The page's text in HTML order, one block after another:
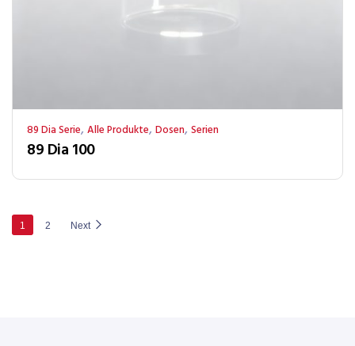
89 Dia Serie, Alle Produkte, Dosen, Serien
89 Dia 100
1 2 Next